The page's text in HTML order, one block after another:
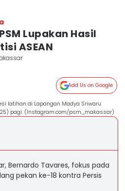
Lupakan Hasil
ASEAN
Add Us on Google
latihan di Lapangan Madya Sriwaru
pagi. (Instagram.com/psm_makassar)
Bernardo Tavares, fokus pada
pekan ke-18 kontra Persis